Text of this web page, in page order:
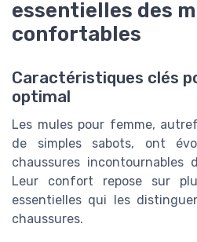
essentielles des
confortables
Caractéristiques clés
optimal
Les mules pour femme,
de simples sabots, ont
chaussures incontournables
Leur confort repose sur
essentielles qui les
chaussures.